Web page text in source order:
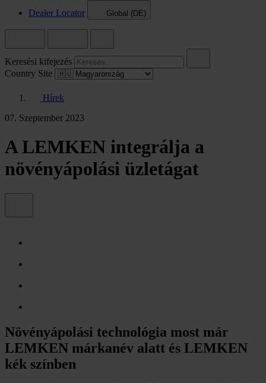
Dealer Locator
Global (DE)
Keresési kifejezés
Country Site
Hírek
07. Szeptember 2023
A LEMKEN integrálja a
növényápolási üzletágat
Növényápolási technológia most már
LEMKEN márkanév alatt és LEMKEN
kék színben